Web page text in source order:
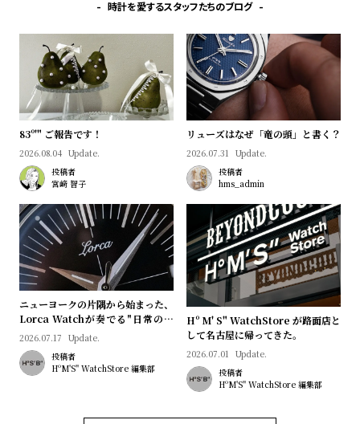
t
#
P
e
p
l
e
シ
ョ
ッ
ピ
返
品
に
つ
時計を愛するスタッフたちのブログ
83º'" ご報告です！
2026.08.04 Update.
投稿者
宮﨑 智子
リューズはなぜ「竜の頭」と書く？
2026.07.31 Update.
投稿者
hms_admin
ニューヨークの片隅から始まった、
Lorca Watchが奏でる"日常のロ
マン"｜Brand Picks #08
2026.07.17 Update.
投稿者
HºM'S" WatchStore 編集部
Hº M' S" WatchStore が路面店と
して名古屋に帰ってきた。
2026.07.01 Update.
投稿者
HºM'S" WatchStore 編集部